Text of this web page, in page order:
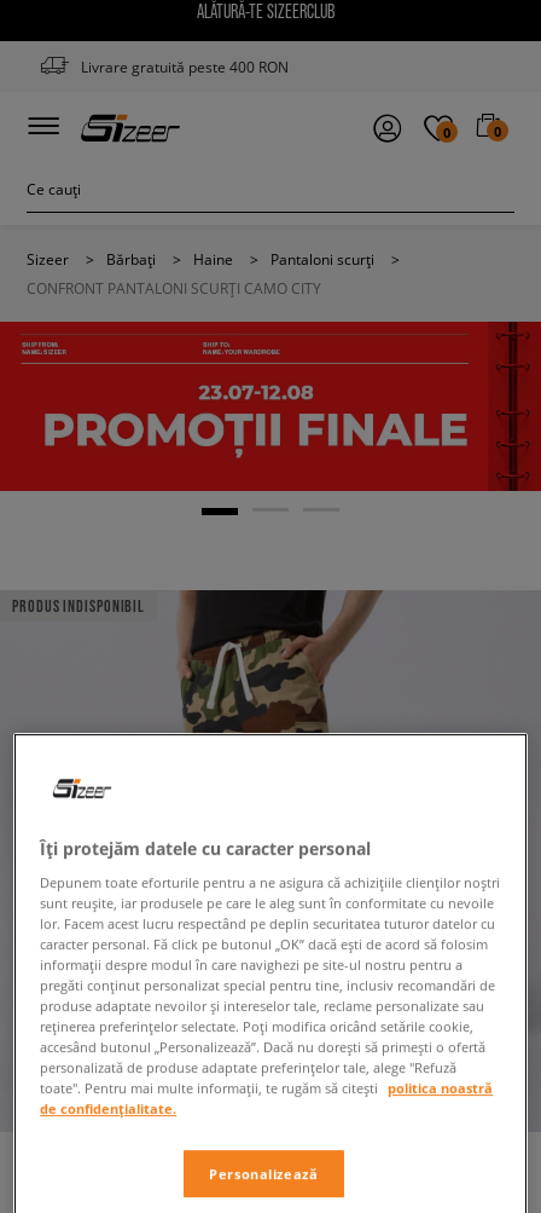
ALĂTURĂ-TE SIZEERCLUB
Livrare gratuită peste 400 RON
0 0
Sizeer > Bărbați > Haine > Pantaloni scurți
>
CONFRONT PANTALONI SCURȚI CAMO CITY
PRODUS INDISPONIBIL
Îți protejăm datele cu caracter personal
Depunem toate eforturile pentru a ne asigura că achizițiile clienților noștri
sunt reușite, iar produsele pe care le aleg sunt în conformitate cu nevoile
lor. Facem acest lucru respectând pe deplin securitatea tuturor datelor cu
caracter personal. Fă click pe butonul „OK” dacă ești de acord să folosim
informații despre modul în care navighezi pe site-ul nostru pentru a
pregăti conținut personalizat special pentru tine, inclusiv recomandări de
produse adaptate nevoilor și intereselor tale, reclame personalizate sau
reținerea preferințelor selectate. Poți modifica oricând setările cookie,
accesând butonul „Personalizează”. Dacă nu dorești să primești o ofertă
personalizată de produse adaptate preferințelor tale, alege "Refuză
toate". Pentru mai multe informații, te rugăm să citești
politica noastră
de confidențialitate.
Personalizează